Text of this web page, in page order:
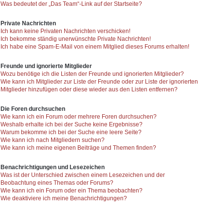
Was bedeutet der „Das Team“-Link auf der Startseite?
Private Nachrichten
Ich kann keine Privaten Nachrichten verschicken!
Ich bekomme ständig unerwünschte Private Nachrichten!
Ich habe eine Spam-E-Mail von einem Mitglied dieses Forums erhalten!
Freunde und ignorierte Mitglieder
Wozu benötige ich die Listen der Freunde und ignorierten Mitglieder?
Wie kann ich Mitglieder zur Liste der Freunde oder zur Liste der ignorierten
Mitglieder hinzufügen oder diese wieder aus den Listen entfernen?
Die Foren durchsuchen
Wie kann ich ein Forum oder mehrere Foren durchsuchen?
Weshalb erhalte ich bei der Suche keine Ergebnisse?
Warum bekomme ich bei der Suche eine leere Seite?
Wie kann ich nach Mitgliedern suchen?
Wie kann ich meine eigenen Beiträge und Themen finden?
Benachrichtigungen und Lesezeichen
Was ist der Unterschied zwischen einem Lesezeichen und der
Beobachtung eines Themas oder Forums?
Wie kann ich ein Forum oder ein Thema beobachten?
Wie deaktiviere ich meine Benachrichtigungen?